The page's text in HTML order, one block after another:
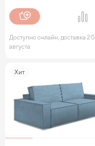
Доступно онлайн, доставка 20
августа
Хит